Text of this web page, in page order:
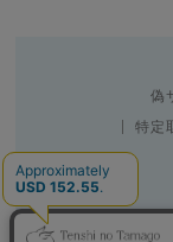
偽
特定
Copyright